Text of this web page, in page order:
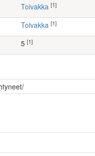
Toivakka [1]
Toivakka [1]
[1]